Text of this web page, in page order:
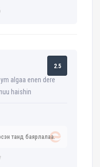
2.5
algaa enen dere
haishin
танд баярлалаа.